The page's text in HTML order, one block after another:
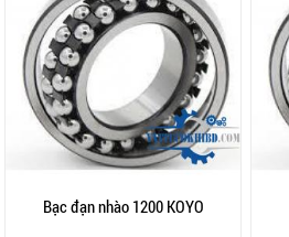
Bạc đạn nhào 1200 KOYO